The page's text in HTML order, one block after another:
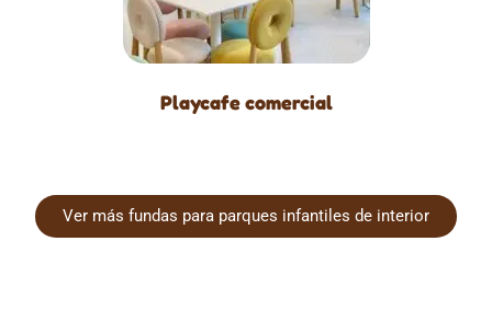
Playcafe comercial
Ver más fundas para parques infantiles de interior